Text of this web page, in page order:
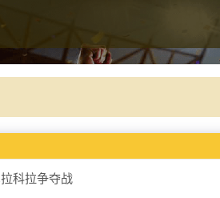
科拉争夺战